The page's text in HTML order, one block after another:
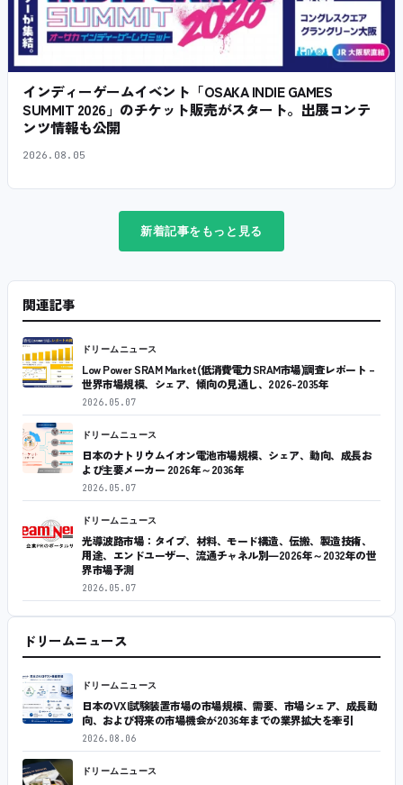
インディーゲームイベント「OSAKA INDIE GAMES
SUMMIT 2026」のチケット販売がスタート。出展コンテ
ンツ情報も公開
2026.08.05
新着記事をもっと見る
関連記事
ドリームニュース
Low Power SRAM Market(低消費電力SRAM市場)調査レポート –
世界市場規模、シェア、傾向の見通し、2026-2035年
2026.05.07
ドリームニュース
日本のナトリウムイオン電池市場規模、シェア、動向、成長お
よび主要メーカー 2026年～2036年
2026.05.07
ドリームニュース
光導波路市場：タイプ、材料、モード構造、伝搬、製造技術、
用途、エンドユーザー、流通チャネル別―2026年～2032年の世
界市場予測
2026.05.07
ドリームニュース
ドリームニュース
日本のVXI試験装置市場の市場規模、需要、市場シェア、成長動
向、および将来の市場機会が2036年までの業界拡大を牽引
2026.08.06
ドリームニュース